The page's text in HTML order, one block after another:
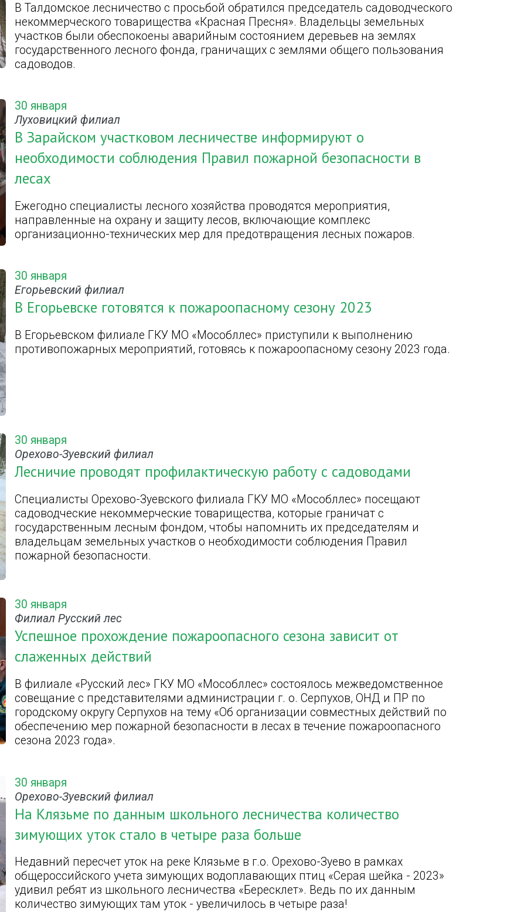
В Талдомское лесничество с просьбой обратился председатель садоводческого
некоммерческого товарищества «Красная Пресня». Владельцы земельных
участков были обеспокоены аварийным состоянием деревьев на землях
государственного лесного фонда, граничащих с землями общего пользования
садоводов.
30 января
Луховицкий филиал
В Зарайском участковом лесничестве информируют о
необходимости соблюдения Правил пожарной безопасности в
лесах
Ежегодно специалисты лесного хозяйства проводятся мероприятия,
направленные на охрану и защиту лесов, включающие комплекс
организационно-технических мер для предотвращения лесных пожаров.
30 января
Егорьевский филиал
В Егорьевске готовятся к пожароопасному сезону 2023
В Егорьевском филиале ГКУ МО «Мособллес» приступили к выполнению
противопожарных мероприятий, готовясь к пожароопасному сезону 2023 года.
30 января
Орехово-Зуевский филиал
Лесничие проводят профилактическую работу с садоводами
Специалисты Орехово-Зуевского филиала ГКУ МО «Мособллес» посещают
садоводческие некоммерческие товарищества, которые граничат с
государственным лесным фондом, чтобы напомнить их председателям и
владельцам земельных участков о необходимости соблюдения Правил
пожарной безопасности.
30 января
Филиал Русский лес
Успешное прохождение пожароопасного сезона зависит от
слаженных действий
В филиале «Русский лес» ГКУ МО «Мособллес» состоялось межведомственное
совещание с представителями администрации г. о. Серпухов, ОНД и ПР по
городскому округу Серпухов на тему «Об организации совместных действий по
обеспечению мер пожарной безопасности в лесах в течение пожароопасного
сезона 2023 года».
30 января
Орехово-Зуевский филиал
На Клязьме по данным школьного лесничества количество
зимующих уток стало в четыре раза больше
Недавний пересчет уток на реке Клязьме в г.о. Орехово-Зуево в рамках
общероссийского учета зимующих водоплавающих птиц «Серая шейка - 2023»
удивил ребят из школьного лесничества «Бересклет». Ведь по их данным
количество зимующих там уток - увеличилось в четыре раза!